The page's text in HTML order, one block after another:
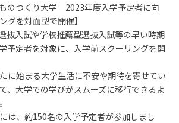
ものつくり大学 2023年度入学予定者に向
グを対面型で開催】
抜入試や学校推薦型選抜入試等の早い時期
予定者を対象に、入学前スクーリングを開
に始まる大学生活に不安や期待を寄せてい
、大学での学びがスムーズに移行できるよ
は、約150名の入学予定者が参加しまし